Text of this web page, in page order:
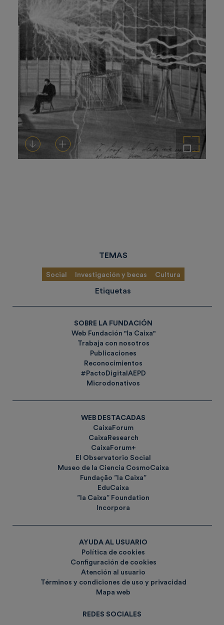
DescargarAñadir al carrito Ampliar imagen
TEMAS
Social Investigación y becas Cultura
Etiquetas
SOBRE LA FUNDACIÓN
Web Fundación "la Caixa"
Trabaja con nosotros
Publicaciones
Reconocimientos
#PactoDigitalAEPD
Microdonativos
WEB DESTACADAS
CaixaForum
CaixaResearch
CaixaForum+
El Observatorio Social
Museo de la Ciencia CosmoCaixa
Fundação ”la Caixa”
EduCaixa
”la Caixa” Foundation
Incorpora
AYUDA AL USUARIO
Política de cookies
Configuración de cookies
Atención al usuario
Términos y condiciones de uso y privacidad
Mapa web
REDES SOCIALES